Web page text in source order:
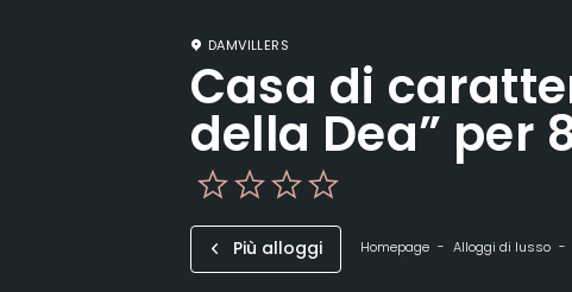
DAMVILLERS
Casa di
della Dea” per
Più alloggi Homepage Alloggi di lusso